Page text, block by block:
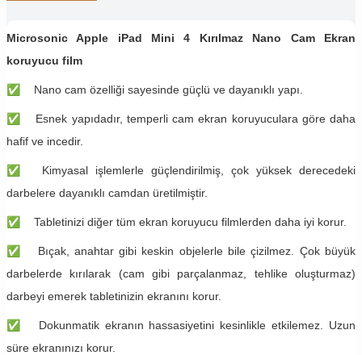
Microsonic Apple iPad Mini 4 Kırılmaz Nano Cam Ekran
koruyucu film
✅ Nano cam özelliği sayesinde güçlü ve dayanıklı yapı.
✅ ​Esnek yapıdadır, temperli cam ekran koruyuculara göre daha
hafif ve incedir.
✅ ​Kimyasal işlemlerle güçlendirilmiş, çok yüksek derecedeki
darbelere dayanıklı camdan üretilmiştir.
✅ Tabletinizi diğer tüm ekran koruyucu filmlerden daha iyi korur.
✅ Bıçak, anahtar gibi keskin objelerle bile çizilmez. Çok büyük
darbelerde kırılarak (cam gibi parçalanmaz, tehlike oluşturmaz)
darbeyi emerek tabletinizin ekranını korur.
✅ ​Dokunmatik ekranın hassasiyetini kesinlikle etkilemez. Uzun
süre ekranınızı korur.